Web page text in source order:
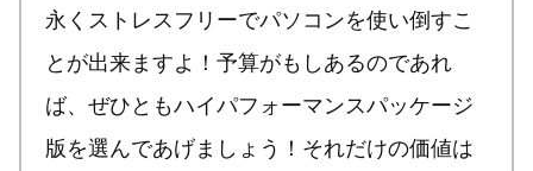
永くストレスフリーでパソコンを使い倒すこ
とが出来ますよ！予算がもしあるのであれ
ば、ぜひともハイパフォーマンスパッケージ
版を選んであげましょう！それだけの価値は